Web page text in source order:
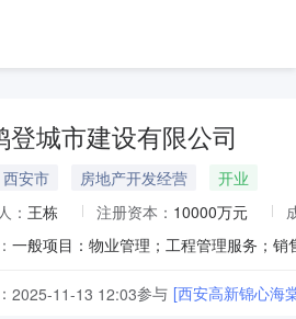
登城市建设有限公司
安市 房地产开发经营
开业
： 王栋 注册资本： 10000万元
2025-11-13 12:03参与 [西安高新锦心海